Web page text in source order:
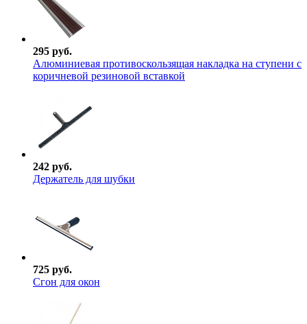
295 руб.
Алюминиевая противоскользящая накладка на ступени с
коричневой резиновой вставкой
242 руб.
Держатель для шубки
725 руб.
Сгон для окон